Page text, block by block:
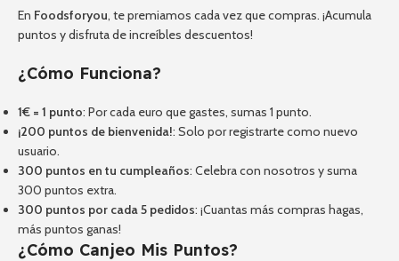
En Foodsforyou, te premiamos cada vez que compras. ¡Acumula
puntos y disfruta de increíbles descuentos!
¿Cómo Funciona?
1€ = 1 punto: Por cada euro que gastes, sumas 1 punto.
¡200 puntos de bienvenida!: Solo por registrarte como nuevo
usuario.
300 puntos en tu cumpleaños: Celebra con nosotros y suma
300 puntos extra.
300 puntos por cada 5 pedidos: ¡Cuantas más compras hagas,
más puntos ganas!
¿Cómo Canjeo Mis Puntos?